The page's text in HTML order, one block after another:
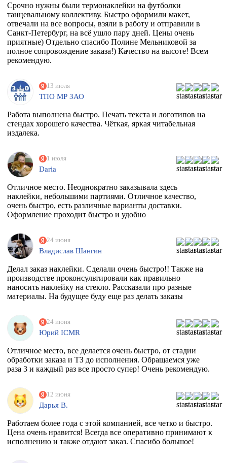
Срочно нужны были термонаклейки на футболки
танцевальному коллективу. Быстро оформили макет,
отвечали на все вопросы, взяли в работу и отправили в
Санкт-Петербург, на всё ушло пару дней. Цены очень
приятные) Отдельно спасибо Полине Мельниковой за
полное сопровождение заказа!) Качество на высоте! Всем
рекомендую.
13 июля
ТПО МР ЗАО
Работа выполнена быстро. Печать текста и логотипов на
стендах хорошего качества. Чёткая, яркая читабельная
издалека.
1 июля
Daria
Отличное место. Неоднократно заказывала здесь
наклейки, небольшими партиями. Отличное качество,
очень быстро, есть различные варианты доставки.
Оформление проходит быстро и удобно
24 июня
Владислав Шангин
Делал заказ наклейки. Сделали очень быстро!! Также на
производстве проконсультировали как правильно
наносить наклейку на стекло. Рассказали про разные
материалы. На будущее буду еще раз делать заказы
24 июня
Юрий ICMR
Отличное место, все делается очень быстро, от стадии
обработки заказа и ТЗ до исполнения. Обращаемся уже
раза 3 и каждый раз все просто супер! Очень рекомендую.
12 июня
Дарья В.
Работаем более года с этой компанией, все четко и быстро.
Цена очень нравится! Всегда все оперативно принимают к
исполнению и также отдают заказ. Спасибо большое!